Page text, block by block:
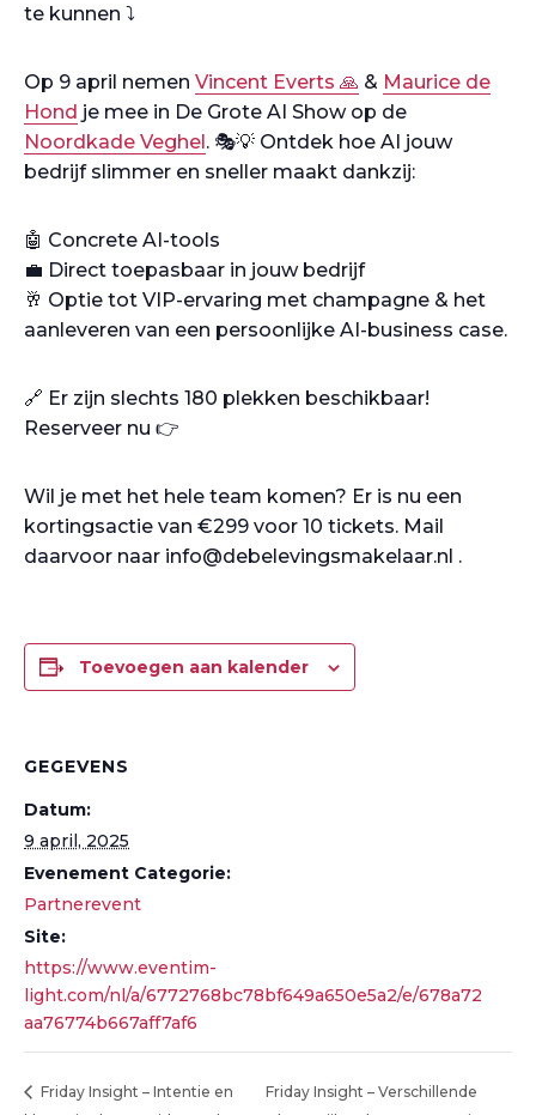
te kunnen ⤵️
Op 9 april nemen Vincent Everts 🙏 & Maurice de
Hond je mee in De Grote AI Show op de
Noordkade Veghel. 🎭💡 Ontdek hoe AI jouw
bedrijf slimmer en sneller maakt dankzij:
🤖 Concrete AI-tools
💼 Direct toepasbaar in jouw bedrijf
🥂 Optie tot VIP-ervaring met champagne & het
aanleveren van een persoonlijke AI-business case.
🔗 Er zijn slechts 180 plekken beschikbaar!
Reserveer nu 👉
Wil je met het hele team komen? Er is nu een
kortingsactie van €299 voor 10 tickets. Mail
daarvoor naar info@debelevingsmakelaar.nl .
Toevoegen aan kalender
GEGEVENS
Datum:
9 april, 2025
Evenement Categorie:
Partnerevent
Site:
https://www.eventim-
light.com/nl/a/6772768bc78bf649a650e5a2/e/678a72
aa76774b667aff7af6
Friday Insight – Intentie en
Friday Insight – Verschillende